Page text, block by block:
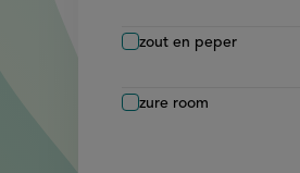
zout en peper
zure room